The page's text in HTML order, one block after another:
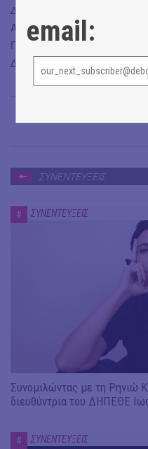
Δημήτρης Χατζημιχαηλίδης
Άλλοι συντελεστές:
Γκάλιος Σκηνογραφική/
Δάφνη Αηδόνη Φωτισμοί/
ΣΥΝΕΝΤΕΥΞΕΙΣ
# ΣΥΝΕΝΤΕΥΞΕΙΣ
Συνομιλώντας με τη Ρηνιώ
διευθύντρια του ΔΗΠΕΘΕ
# ΣΥΝΕΝΤΕΥΞΕΙΣ
email: